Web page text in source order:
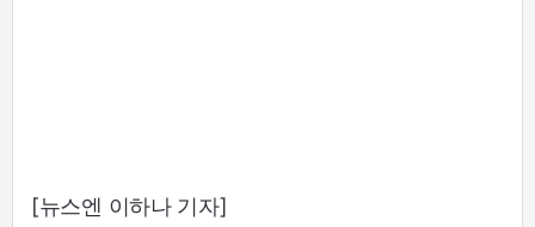
[뉴스엔 이하나 기자]